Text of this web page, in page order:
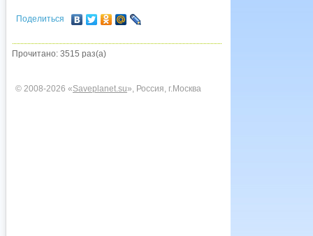
Поделиться
Прочитано: 3515 раз(а)
© 2008-2026 «Saveplanet.su», Россия, г.Москва